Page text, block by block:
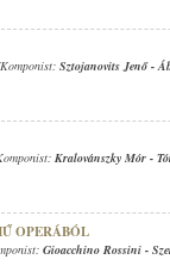
Sztojanovits Jenő-
Kralovánszky Mór -
OPERÁBÓL
Gioacchino Rossini -